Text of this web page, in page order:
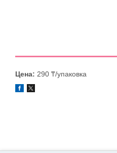
Цена: 290 ₸/упаковка